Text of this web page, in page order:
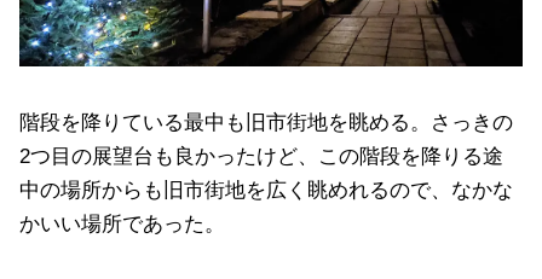
階段を降りている最中も旧市街地を眺める。さっきの
2つ目の展望台も良かったけど、この階段を降りる途
中の場所からも旧市街地を広く眺めれるので、なかな
かいい場所であった。